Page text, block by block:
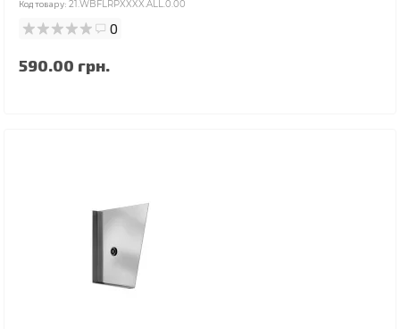
Код товару: 21.WBFLRPXXXX.ALL.0.00
0
590.00 грн.